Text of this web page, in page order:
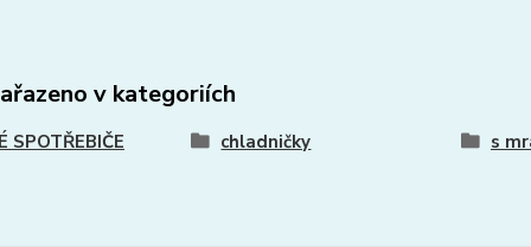
v kategoriích
SPOTŘEBIČE chladničky s